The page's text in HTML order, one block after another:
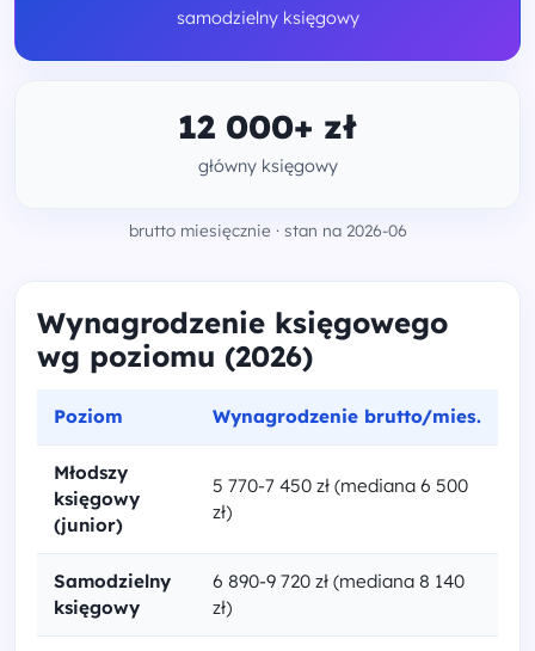
samodzielny księgowy
12 000+ zł
główny księgowy
brutto miesięcznie · stan na 2026-06
Wynagrodzenie księgowego
wg poziomu (2026)
Poziom Wynagrodzenie brutto/mies.
Młodszy
księgowy
(junior)
5 770-7 450 zł (mediana 6 500
zł)
Samodzielny
księgowy
6 890-9 720 zł (mediana 8 140
zł)